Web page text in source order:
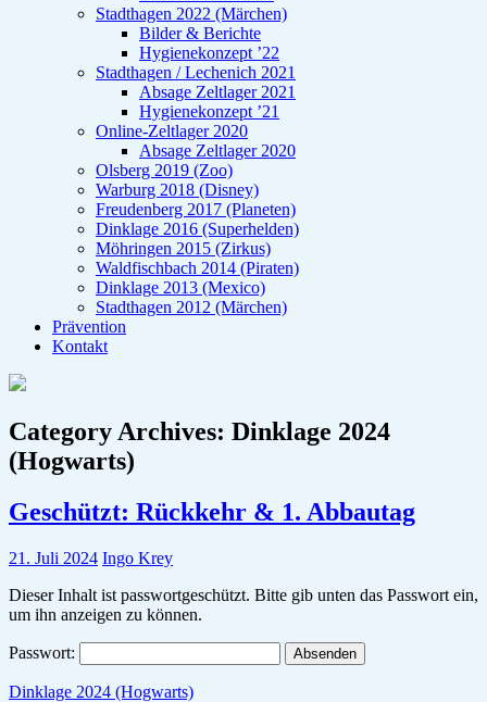
Stadthagen 2022 (Märchen)
Bilder & Berichte
Hygienekonzept ’22
Stadthagen / Lechenich 2021
Absage Zeltlager 2021
Hygienekonzept ’21
Online-Zeltlager 2020
Absage Zeltlager 2020
Olsberg 2019 (Zoo)
Warburg 2018 (Disney)
Freudenberg 2017 (Planeten)
Dinklage 2016 (Superhelden)
Möhringen 2015 (Zirkus)
Waldfischbach 2014 (Piraten)
Dinklage 2013 (Mexico)
Stadthagen 2012 (Märchen)
Prävention
Kontakt
Category Archives: Dinklage 2024
(Hogwarts)
Geschützt: Rückkehr & 1. Abbautag
21. Juli 2024 Ingo Krey
Dieser Inhalt ist passwortgeschützt. Bitte gib unten das Passwort ein,
um ihn anzeigen zu können.
Passwort:
Dinklage 2024 (Hogwarts)